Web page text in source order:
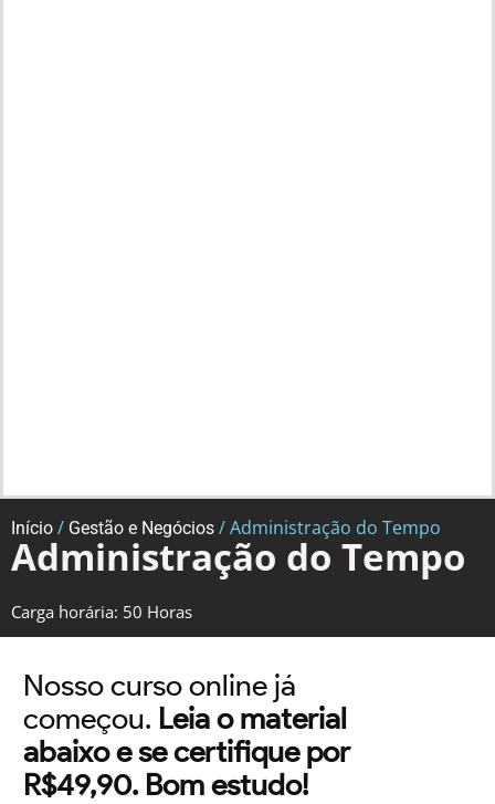
Início / Gestão e Negócios / Administração do Tempo
Administração do Tempo
Carga horária: 50 Horas
Nosso curso online já
começou. Leia o material
abaixo e se certifique por
R$49,90. Bom estudo!